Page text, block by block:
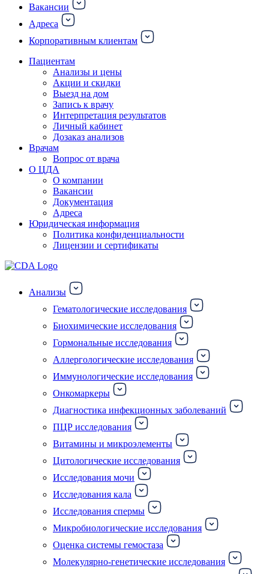
Вакансии
Адреса
Корпоративным клиентам
Пациентам
Анализы и цены
Акции и скидки
Выезд на дом
Запись к врачу
Интерпретация результатов
Личный кабинет
Дозаказ анализов
Врачам
Вопрос от врача
О ЦДА
О компании
Вакансии
Документация
Адреса
Юридическая информация
Политика конфиденциальности
Лицензии и сертификаты
Анализы
Гематологические исследования
Биохимические исследования
Гормональные исследования
Аллергологические исследования
Иммунологические исследования
Онкомаркеры
Диагностика инфекционных заболеваний
ПЦР исследования
Витамины и микроэлементы
Цитологические исследования
Исследования мочи
Исследования кала
Исследования спермы
Микробиологические исследования
Оценка системы гемостаза
Молекулярно-генетические исследования